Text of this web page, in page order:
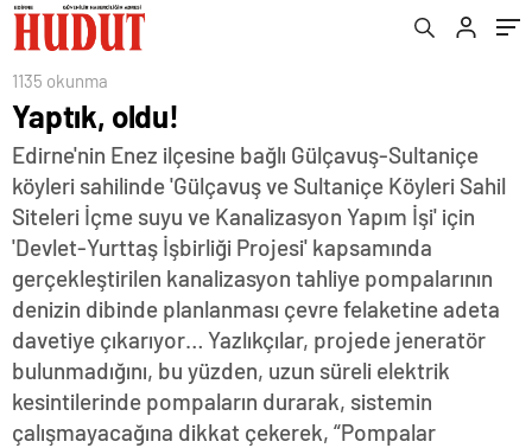
1135 okunma
Yaptık, oldu!
Edirne'nin Enez ilçesine bağlı Gülçavuş-Sultaniçe
köyleri sahilinde 'Gülçavuş ve Sultaniçe Köyleri Sahil
Siteleri İçme suyu ve Kanalizasyon Yapım İşi' için
'Devlet-Yurttaş İşbirliği Projesi' kapsamında
gerçekleştirilen kanalizasyon tahliye pompalarının
denizin dibinde planlanması çevre felaketine adeta
davetiye çıkarıyor… Yazlıkçılar, projede jeneratör
bulunmadığını, bu yüzden, uzun süreli elektrik
kesintilerinde pompaların durarak, sistemin
çalışmayacağına dikkat çekerek, “Pompalar